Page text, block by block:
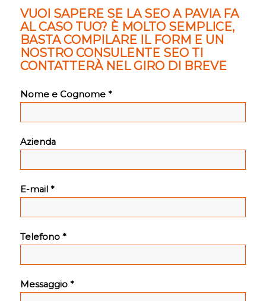
VUOI SAPERE SE LA SEO A PAVIA FA
AL CASO TUO? È MOLTO SEMPLICE,
BASTA COMPILARE IL FORM E UN
NOSTRO CONSULENTE SEO TI
CONTATTERÀ NEL GIRO DI BREVE
Nome e Cognome *
Azienda
E-mail *
Telefono *
Messaggio *